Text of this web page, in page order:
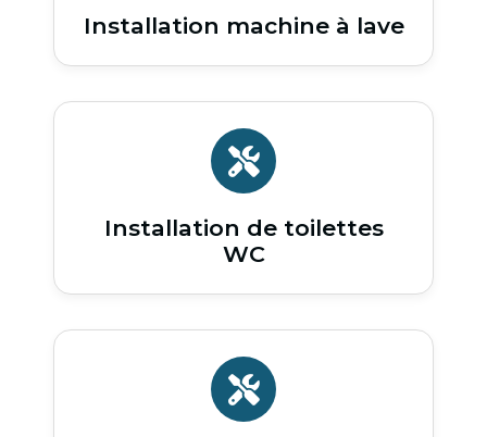
Installation machine à lave
Installation de toilettes
WC